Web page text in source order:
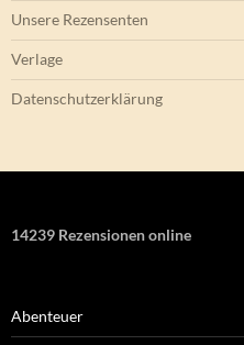
Unsere Rezensenten
Verlage
Datenschutzerklärung
14239 Rezensionen online
Abenteuer